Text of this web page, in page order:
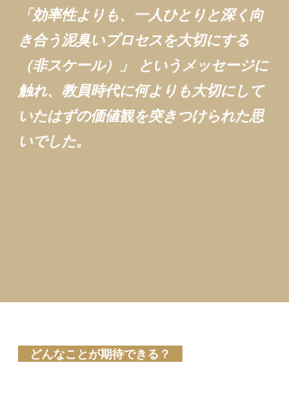
「効率性よりも、一人ひとりと深く向
き合う泥臭いプロセスを大切にする
（非スケール）」 というメッセージに
触れ、教員時代に何よりも大切にして
いたはずの価値観を突きつけられた思
いでした。
どんなことが期待できる？